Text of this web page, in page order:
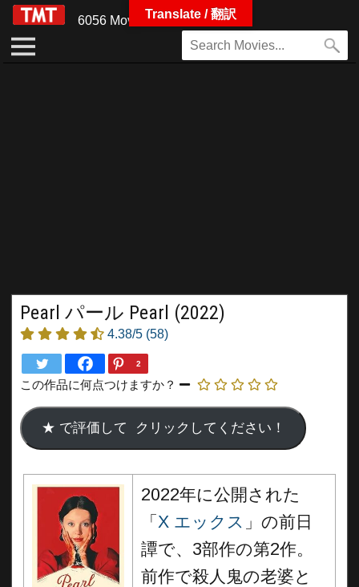
6056 Movies
Pearl パール Pearl (2022)
4.38/5 (58)
2
この作品に何点つけますか？
2022年に公開された
「 X エックス 」の前日
譚で、3部作の第2作。
前作で殺人鬼の老婆と
Translate / 翻訳